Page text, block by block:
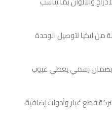
من ايكيا لتوصيل الوحدة
بضمان رسمي يغطي عيوب
قطع غيار وأدوات إضافية